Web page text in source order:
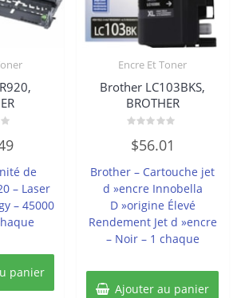
de
– Laser
– 45000
panier
Encre Et Toner
Brother LC103BKS,
BROTHER
0$56.01
Brother – Cartouche jet
d »encre Innobella
D »origine Élevé
Rendement Jet d »encre
– Noir – 1 chaque
Ajouter au panier